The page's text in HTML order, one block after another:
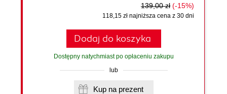
139,00 zł (-15%)
118,15 zł najniższa cena z 30 dni
Dodaj do koszyka
Dostępny natychmiast po opłaceniu zakupu
lub
Kup na prezent